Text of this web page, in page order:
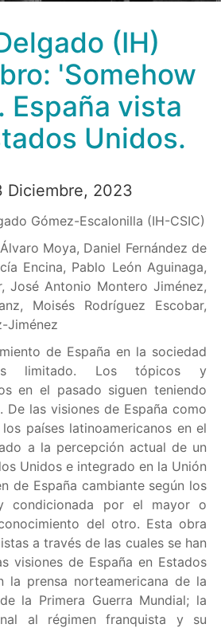
vista desde Estados Unidos.
(IH)
'Somehow
España vista
Unidos.
Diciembre, 2023
Gómez-Escalonilla (IH-CSIC)
Moya, Daniel Fernández de
Encina, Pablo León Aguinaga,
José Antonio Montero Jiménez,
Moisés Rodríguez Escobar,
Jiménez
de España en la sociedad
es limitado. Los tópicos y
en el pasado siguen teniendo
De las visiones de España como
países latinoamericanos en el
a la percepción actual de un
Unidos e integrado en la Unión
de España cambiante según los
condicionada por el mayor o
del otro. Esta obra
a través de las cuales se han
visiones de España en Estados
la prensa norteamericana de la
la Primera Guerra Mundial; la
al régimen franquista y su